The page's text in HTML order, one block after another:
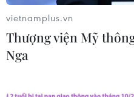
22/07/2026 06:02
vietnamplus.vn
Thượng viện Mỹ
Nga